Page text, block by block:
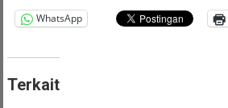
WhatsApp
Terkait